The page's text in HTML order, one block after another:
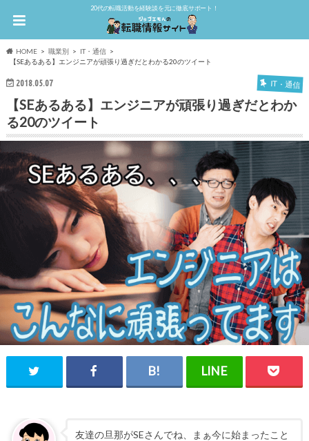
20代の転職活動を経験談を元に徹底サポート！
HOME 職業別
IT・通信
【SEあるある】エンジニアが頑張り過ぎだとわかる20のツイート
2018.05.07 IT・通信
【SEあるある】エンジニアが頑張り過ぎだとわか
る20のツイート
友達の旦那がSEさんでね、まぁ今に始まったこと